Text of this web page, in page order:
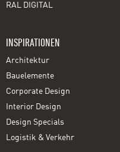
RAL DIGITAL
INSPIRATIONEN
Architektur
Bauelemente
Corporate Design
Interior Design
Design Specials
Logistik & Verkehr